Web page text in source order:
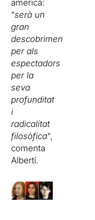
americà:
“serà un
gran
descobriment
per als
espectadors
per la
seva
profunditat
i
radicalitat
filosòfica“,
comenta
Albertí.